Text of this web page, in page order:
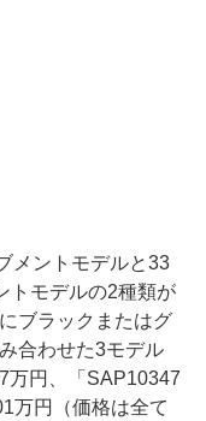
メントモデルと33
トモデルの2種類が
ブラックまたはグ
合わせた3モデル
万円、「SAP10347
万円（価格は全て